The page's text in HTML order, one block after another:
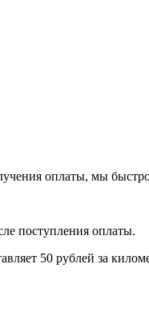
оплаты, мы
поступления оплаты.
50 рублей за